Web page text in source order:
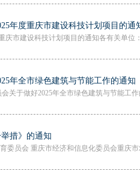
年度重庆市建设科技计划项目的通
庆市建设科技计划项目的通知各有关单位
年全市绿色建筑与节能工作的通知
关于做好2025年全市绿色建筑与节能工
措》的通知
委员会 重庆市经济和信息化委员会重庆